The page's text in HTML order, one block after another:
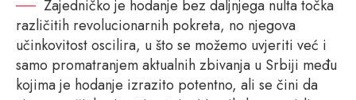
Zajedničko je hodanje bez daljnjega nulta točka
različitih revolucionarnih pokreta, no njegova
učinkovitost oscilira, u što se možemo uvjeriti već i
samo promatranjem aktualnih zbivanja u Srbiji među
kojima je hodanje izrazito potentno, ali se čini da